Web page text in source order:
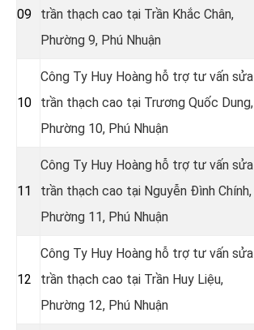
09
trần thạch cao tại Trần Khắc Chân,
Phường 9, Phú Nhuận
10
Công Ty Huy Hoàng hỗ trợ tư vấn sửa
trần thạch cao tại Trương Quốc Dung,
Phường 10, Phú Nhuận
11
Công Ty Huy Hoàng hỗ trợ tư vấn sửa
trần thạch cao tại Nguyễn Đình Chính,
Phường 11, Phú Nhuận
12
Công Ty Huy Hoàng hỗ trợ tư vấn sửa
trần thạch cao tại Trần Huy Liệu,
Phường 12, Phú Nhuận